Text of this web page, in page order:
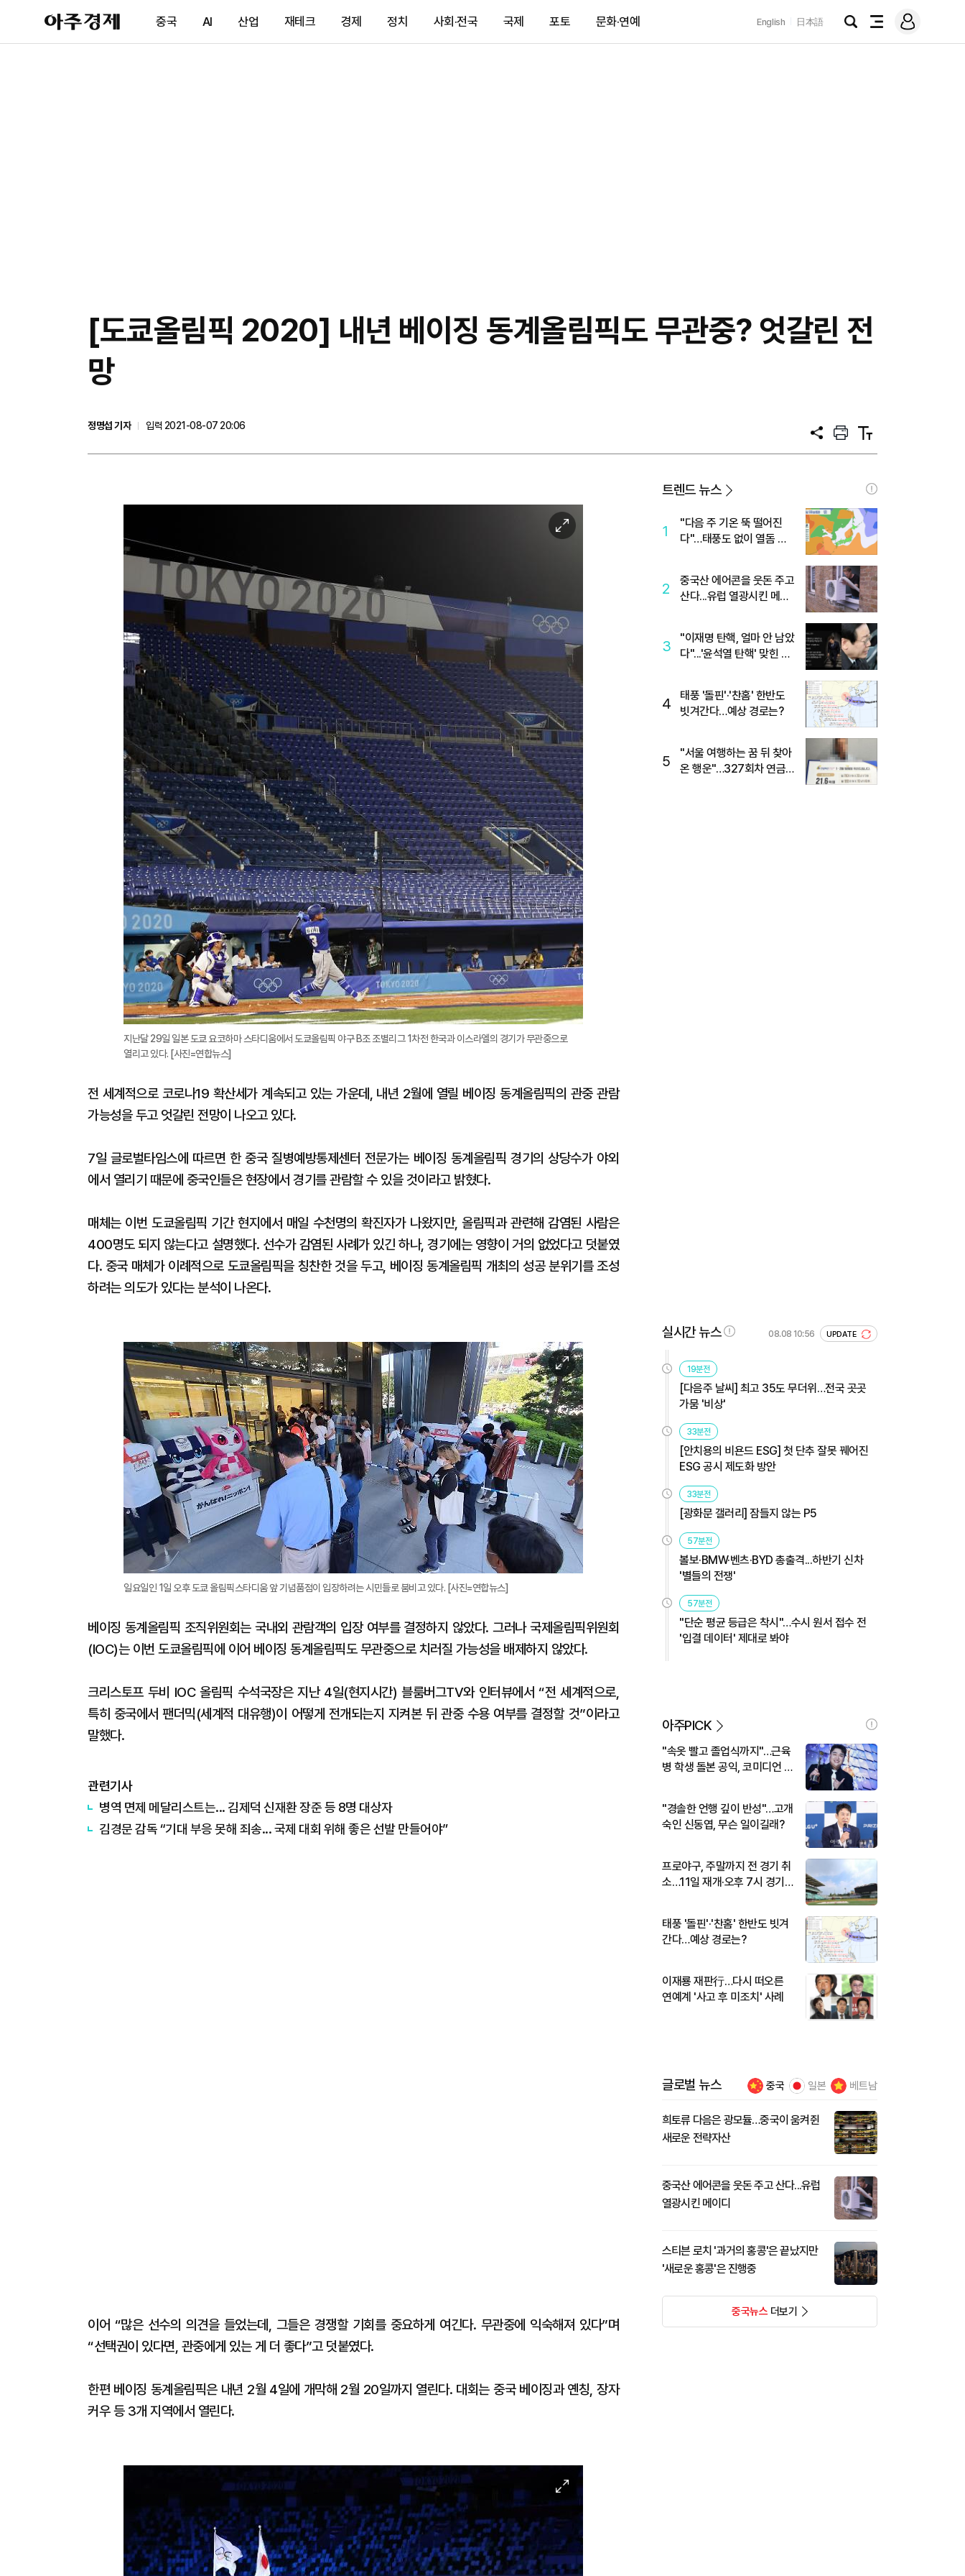
아
주
제
중국 AI 산업 재테크 경제 정치 사회·전국 국제 포토 문화·연예 English 日本語
검
전
메
그
[도쿄올림픽 2020] 내년 베이징 동계올림픽도 무관중? 엇갈린 전
망
정명섭 기자
입력 2021-08-07 20:06
공
프
트
텍
트
이
미
대
지난달 29일 일본 도쿄 요코하마 스타디움에서 도쿄올림픽 야구 B조 조별리그 1차전 한국과 이스라엘의 경기가 무관중으로
열리고 있다. [사진=연합뉴스]
전 세계적으로 코로나19 확산세가 계속되고 있는 가운데, 내년 2월에 열릴 베이징 동계올림픽의 관중 관람
가능성을 두고 엇갈린 전망이 나오고 있다.
7일 글로벌타임스에 따르면 한 중국 질병예방통제센터 전문가는 베이징 동계올림픽 경기의 상당수가 야외
에서 열리기 때문에 중국인들은 현장에서 경기를 관람할 수 있을 것이라고 밝혔다.
매체는 이번 도쿄올림픽 기간 현지에서 매일 수천명의 확진자가 나왔지만, 올림픽과 관련해 감염된 사람은
400명도 되지 않는다고 설명했다. 선수가 감염된 사례가 있긴 하나, 경기에는 영향이 거의 없었다고 덧붙였
다. 중국 매체가 이례적으로 도쿄올림픽을 칭찬한 것을 두고, 베이징 동계올림픽 개최의 성공 분위기를 조성
하려는 의도가 있다는 분석이 나온다.
이
미
지
확
대
일요일인 1일 오후 도쿄 올림픽스타디움 앞 기념품점이 입장하려는 시민들로 붐비고 있다. [사진=연합뉴스]
베이징 동계올림픽 조직위원회는 국내외 관람객의 입장 여부를 결정하지 않았다. 그러나 국제올림픽위원회
(IOC)는 이번 도쿄올림픽에 이어 베이징 동계올림픽도 무관중으로 치러질 가능성을 배제하지 않았다.
크리스토프 두비 IOC 올림픽 수석국장은 지난 4일(현지시간) 블룸버그TV와 인터뷰에서 “전 세계적으로,
특히 중국에서 팬더믹(세계적 대유행)이 어떻게 전개되는지 지켜본 뒤 관중 수용 여부를 결정할 것”이라고
말했다.
관련기사
병역 면제 메달리스트는... 김제덕 신재환 장준 등 8명 대상자
김경문 감독 “기대 부응 못해 죄송... 국제 대회 위해 좋은 선발 만들어야”
이어 “많은 선수의 의견을 들었는데, 그들은 경쟁할 기회를 중요하게 여긴다. 무관중에 익숙해져 있다”며
“선택권이 있다면, 관중에게 있는 게 더 좋다”고 덧붙였다.
한편 베이징 동계올림픽은 내년 2월 4일에 개막해 2월 20일까지 열린다. 대회는 중국 베이징과 옌칭, 장자
커우 등 3개 지역에서 열린다.
미
지
확
대
트렌드 뉴스
1
"다음 주 기온 뚝 떨어진
다"…태풍도 없이 열돔 박
2
중국산 에어콘을 웃돈 주고
산다...유럽 열광시킨 메이
3
"이재명 탄핵, 얼마 안 남았
다"...'윤석열 탄핵' 맞힌 무
4
태풍 '돌핀'·'찬홈' 한반도
빗겨간다…예상 경로는?
5
"서울 여행하는 꿈 뒤 찾아
온 행운"…327회차 연금
실시간 뉴스 08.08 10:56 UPDATE
19분전
[다음주 날씨] 최고 35도 무더위…전국 곳곳
가뭄 '비상'
33분전
[안치용의 비욘드 ESG] 첫 단추 잘못 꿰어진
ESG 공시 제도화 방안
33분전
[광화문 갤러리] 잠들지 않는 P5
57분전
볼보·BMW·벤츠·BYD 총출격...하반기 신차
'별들의 전쟁'
57분전
"단순 평균 등급은 착시"…수시 원서 접수 전
'입결 데이터' 제대로 봐야
아주PICK
"속옷 빨고 졸업식까지"…근육
병 학생 돌본 공익, 코미디언 김
"경솔한 언행 깊이 반성"…고개
숙인 신동엽, 무슨 일이길래?
프로야구, 주말까지 전 경기 취
소…11일 재개·오후 7시 경기
태풍 '돌핀'·'찬홈' 한반도 빗겨
간다…예상 경로는?
이재룡 재판行…다시 떠오른
연예계 '사고 후 미조치' 사례
글로벌 뉴스 중국 일본 베트남
희토류 다음은 광모듈…중국이 움켜쥔
새로운 전략자산
중국산 에어콘을 웃돈 주고 산다...유럽
열광시킨 메이디
스티븐 로치 '과거의 홍콩'은 끝났지만
'새로운 홍콩'은 진행중
중국뉴스더보기